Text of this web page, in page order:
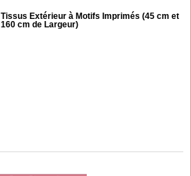
Tissus Extérieur à Motifs Imprimés (45 cm et
160 cm de Largeur)